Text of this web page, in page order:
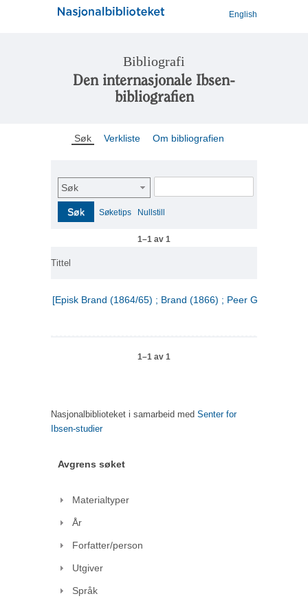
English
Bibliografi
Den internasjonale Ibsen-
bibliografien
Søk Verkliste Om bibliografien
Søk
Søk Søketips Nullstill
1–1 av 1
Tittel
[Episk Brand (1864/65) ; Brand (1866) ; Peer Gynt (1867)]
1–1 av 1
Nasjonalbiblioteket i samarbeid med Senter for
Ibsen-studier
Avgrens søket
Materialtyper
År
Forfatter/person
Utgiver
Språk